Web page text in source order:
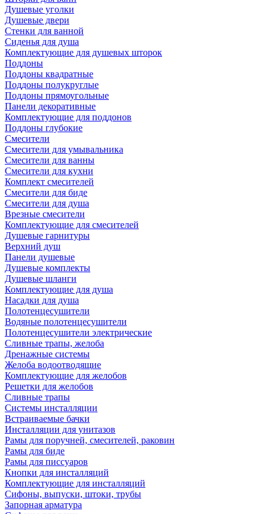
Душевые уголки
Душевые двери
Стенки для ванной
Сиденья для душа
Комплектующие для душевых шторок
Поддоны
Поддоны квадратные
Поддоны полукруглые
Поддоны прямоугольные
Панели декоративные
Комплектующие для поддонов
Поддоны глубокие
Смесители
Смесители для умывальника
Смесители для ванны
Смесители для кухни
Комплект смесителей
Смесители для биде
Смесители для душа
Врезные смесители
Комплектующие для смесителей
Душевые гарнитуры
Верхний душ
Панели душевые
Душевые комплекты
Душевые шланги
Комплектующие для душа
Насадки для душа
Полотенцесушители
Водяные полотенцесушители
Полотенцесушители электрические
Сливные трапы, желоба
Дренажные системы
Желоба водоотводящие
Комплектующие для желобов
Решетки для желобов
Сливные трапы
Системы инсталляции
Встраиваемые бачки
Инсталляции для унитазов
Рамы для поручней, смесителей, раковин
Рамы для биде
Рамы для писсуаров
Кнопки для инсталляций
Комплектующие для инсталляций
Сифоны, выпуски, штоки, трубы
Запорная арматура